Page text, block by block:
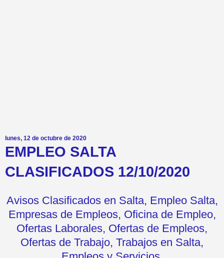
lunes, 12 de octubre de 2020
EMPLEO SALTA
CLASIFICADOS 12/10/2020
Avisos Clasificados en Salta, Empleo Salta,
Empresas de Empleos, Oficina de Empleo,
Ofertas Laborales, Ofertas de Empleos,
Ofertas de Trabajo, Trabajos en Salta,